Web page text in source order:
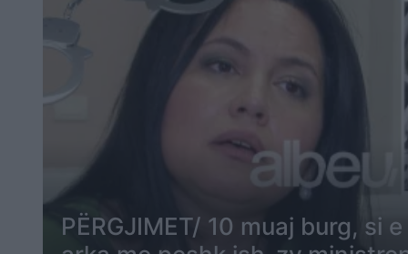
PËRGJIMET/ 10 muaj burg, si